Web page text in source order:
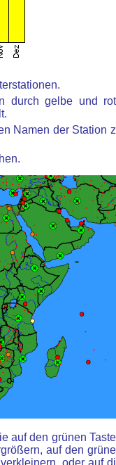
durch gelbe und
Namen der Station
auf den grünen
auf den
oder auf